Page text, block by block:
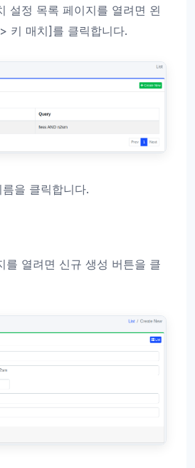
설정 목록 페이지를 열려면 왼
키 매치]를 클릭합니다.
을 클릭합니다.
를 열려면 신규 생성 버튼을 클